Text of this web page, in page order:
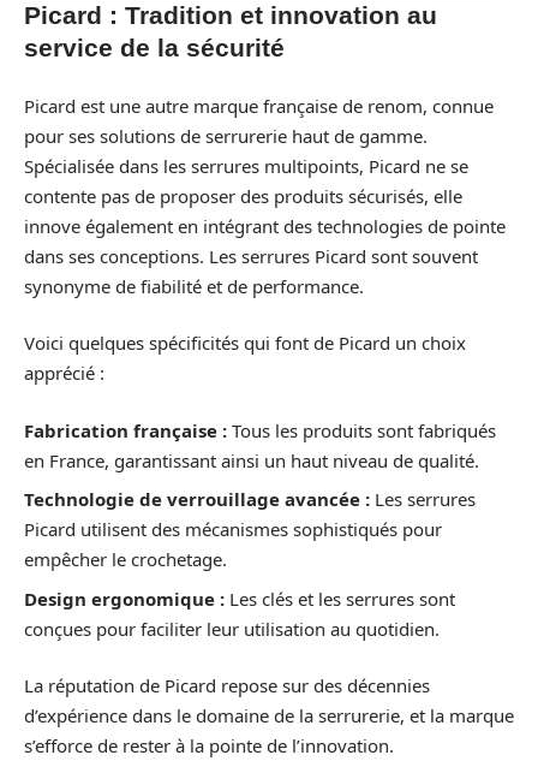
Picard : Tradition et innovation au
service de la sécurité
Picard est une autre marque française de renom, connue
pour ses solutions de serrurerie haut de gamme.
Spécialisée dans les serrures multipoints, Picard ne se
contente pas de proposer des produits sécurisés, elle
innove également en intégrant des technologies de pointe
dans ses conceptions. Les serrures Picard sont souvent
synonyme de fiabilité et de performance.
Voici quelques spécificités qui font de Picard un choix
apprécié :
Fabrication française : Tous les produits sont fabriqués
en France, garantissant ainsi un haut niveau de qualité.
Technologie de verrouillage avancée : Les serrures
Picard utilisent des mécanismes sophistiqués pour
empêcher le crochetage.
Design ergonomique : Les clés et les serrures sont
conçues pour faciliter leur utilisation au quotidien.
La réputation de Picard repose sur des décennies
d’expérience dans le domaine de la serrurerie, et la marque
s’efforce de rester à la pointe de l’innovation.